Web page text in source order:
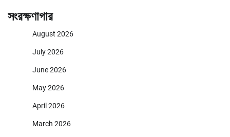
সংরক্ষণাগার
August 2026
July 2026
June 2026
May 2026
April 2026
March 2026